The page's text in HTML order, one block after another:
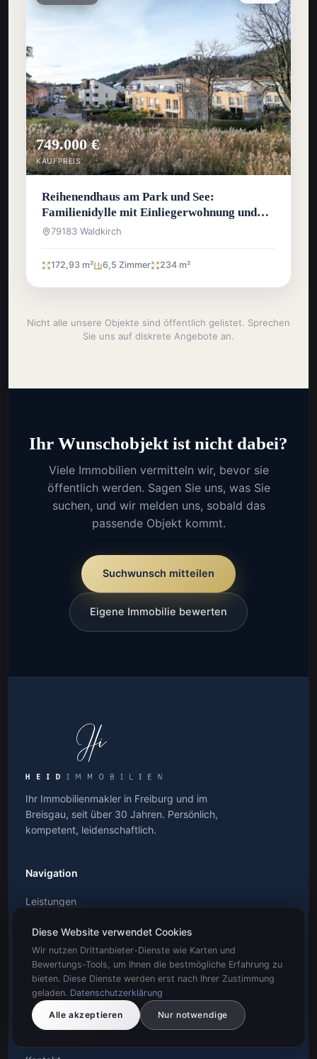
749.000 €
KAUFPREIS
Reihenendhaus am Park und See:
Familienidylle mit Einliegerwohnung und
Traumlage
79183 Waldkirch
172,93 m² 6,5 Zimmer 234 m²
Nicht alle unsere Objekte sind öffentlich gelistet. Sprechen
Sie uns auf diskrete Angebote an.
Ihr Wunschobjekt ist nicht dabei?
Viele Immobilien vermitteln wir, bevor sie
öffentlich werden. Sagen Sie uns, was Sie
suchen, und wir melden uns, sobald das
passende Objekt kommt.
Suchwunsch mitteilen
Eigene Immobilie bewerten
Ihr Immobilienmakler in Freiburg und im
Breisgau, seit über 30 Jahren. Persönlich,
kompetent, leidenschaftlich.
Navigation
Leistungen
Objekte
Ratgeber
Immobilienbewertung
Referenzen
Diese Website verwendet Cookies
Wir nutzen Drittanbieter-Dienste wie Karten und
Bewertungs-Tools, um Ihnen die bestmögliche Erfahrung zu
bieten. Diese Dienste werden erst nach Ihrer Zustimmung
geladen. Datenschutzerklärung
Alle akzeptieren Nur notwendige